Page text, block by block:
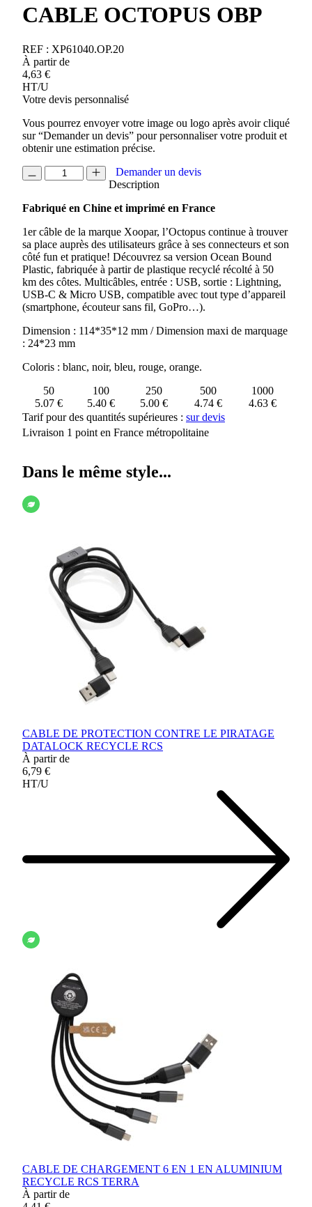
CABLE OCTOPUS OBP
REF : XP61040.OP.20
À partir de
4,63 €
HT/U
Votre devis personnalisé
Vous pourrez envoyer votre image ou logo après avoir cliqué
sur “Demander un devis” pour personnaliser votre produit et
obtenir une estimation précise.
quantité
de
OCTOPUS
Demander un devis
Description
Fabriqué en Chine et imprimé en France
1er câble de la marque Xoopar, l’Octopus continue à trouver
sa place auprès des utilisateurs grâce à ses connecteurs et son
côté fun et pratique! Découvrez sa version Ocean Bound
Plastic, fabriquée à partir de plastique recyclé récolté à 50
km des côtes. Multicâbles, entrée : USB, sortie : Lightning,
USB-C & Micro USB, compatible avec tout type d’appareil
(smartphone, écouteur sans fil, GoPro…).
Dimension : 114*35*12 mm / Dimension maxi de marquage
: 24*23 mm
Coloris : blanc, noir, bleu, rouge, orange.
50
100 250 500
1000
5.07 €
5.40 € 5.00 € 4.74 €
4.63 €
Tarif pour des quantités supérieures : sur devis
Livraison 1 point en France métropolitaine
Dans le même style...
CABLE DE PROTECTION CONTRE LE PIRATAGE
DATALOCK RECYCLE RCS
À partir de
6,79 €
HT/U
CABLE DE CHARGEMENT 6 EN 1 EN ALUMINIUM
RECYCLE RCS TERRA
À partir de